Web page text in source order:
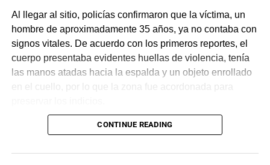
Al llegar al sitio, policías confirmaron que la víctima, un
hombre de aproximadamente 35 años, ya no contaba con
signos vitales. De acuerdo con los primeros reportes, el
cuerpo presentaba evidentes huellas de violencia, tenía
las manos atadas hacia la espalda y un objeto enrollado
en el cuello, por lo que la zona fue acordonada para
Las primeras investigaciones apuntan a que el hombre
madrugada. Personal de la Fiscalía y del Servicio Médico
CONTINUE READING